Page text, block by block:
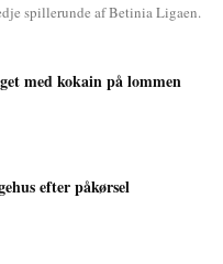
spillerunde af Betinia Ligaen.
med kokain på lommen
efter påkørsel